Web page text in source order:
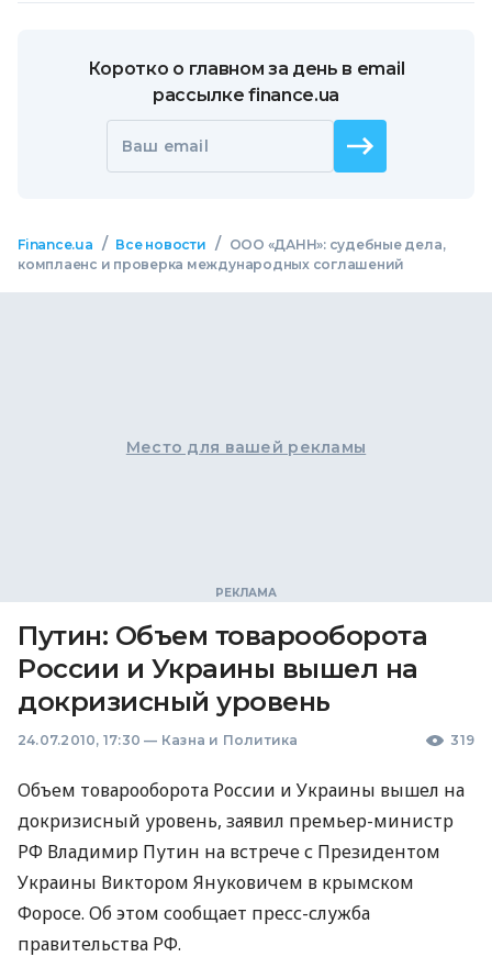
Коротко о главном за день в email
рассылке finance.ua
Ваш email
Finance.ua / Все новости /
ООО «ДАНН»: судебные дела,
комплаенс и проверка международных соглашений
Место для вашей рекламы
Путин: Объем товарооборота
России и Украины вышел на
докризисный уровень
24.07.2010, 17:30 — Казна и Политика 319
Объем товарооборота России и Украины вышел на
докризисный уровень, заявил премьер-министр
РФ Владимир Путин на встрече с Президентом
Украины Виктором Януковичем в крымском
Форосе. Об этом сообщает пресс-служба
правительства РФ.